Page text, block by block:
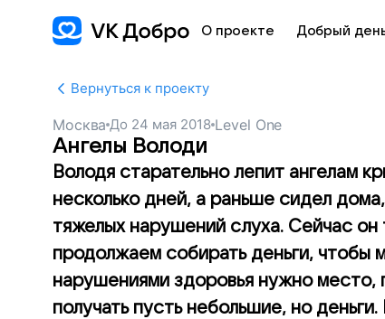
О проекте Добрый
Вернуться к проекту
Москва До 24 мая 2018 Level One
Ангелы Володи
Володя старательно лепит ангелам
несколько дней, а раньше сидел
тяжелых нарушений слуха. Сейчас
продолжаем собирать деньги, чтобы
нарушениями здоровья нужно место,
получать пусть небольшие, но